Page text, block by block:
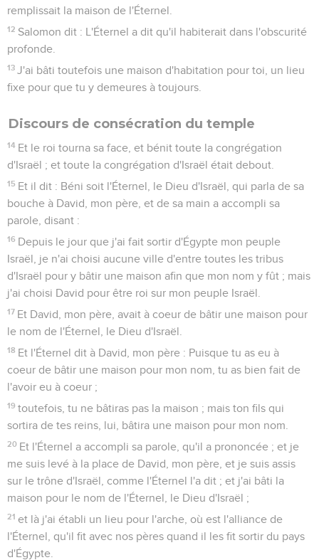
remplissait la maison de l'Éternel.
12 Salomon dit : L'Éternel a dit qu'il habiterait dans l'obscurité
profonde.
13 J'ai bâti toutefois une maison d'habitation pour toi, un lieu
fixe pour que tu y demeures à toujours.
Discours de consécration du temple
14 Et le roi tourna sa face, et bénit toute la congrégation
d'Israël ; et toute la congrégation d'Israël était debout.
15 Et il dit : Béni soit l'Éternel, le Dieu d'Israël, qui parla de sa
bouche à David, mon père, et de sa main a accompli sa
parole, disant :
16 Depuis le jour que j'ai fait sortir d'Égypte mon peuple
Israël, je n'ai choisi aucune ville d'entre toutes les tribus
d'Israël pour y bâtir une maison afin que mon nom y fût ; mais
j'ai choisi David pour être roi sur mon peuple Israël.
17 Et David, mon père, avait à coeur de bâtir une maison pour
le nom de l'Éternel, le Dieu d'Israël.
18 Et l'Éternel dit à David, mon père : Puisque tu as eu à
coeur de bâtir une maison pour mon nom, tu as bien fait de
l'avoir eu à coeur ;
19 toutefois, tu ne bâtiras pas la maison ; mais ton fils qui
sortira de tes reins, lui, bâtira une maison pour mon nom.
20 Et l'Éternel a accompli sa parole, qu'il a prononcée ; et je
me suis levé à la place de David, mon père, et je suis assis
sur le trône d'Israël, comme l'Éternel l'a dit ; et j'ai bâti la
maison pour le nom de l'Éternel, le Dieu d'Israël ;
21 et là j'ai établi un lieu pour l'arche, où est l'alliance de
l'Éternel, qu'il fit avec nos pères quand il les fit sortir du pays
d'Égypte.